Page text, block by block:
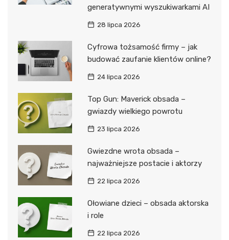
generatywnymi wyszukiwarkami AI
28 lipca 2026
Cyfrowa tożsamość firmy – jak
budować zaufanie klientów online?
24 lipca 2026
Top Gun: Maverick obsada –
gwiazdy wielkiego powrotu
23 lipca 2026
Gwiezdne wrota obsada –
najważniejsze postacie i aktorzy
22 lipca 2026
Ołowiane dzieci – obsada aktorska
i role
22 lipca 2026